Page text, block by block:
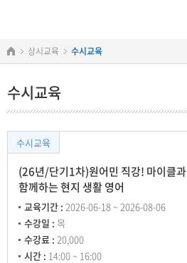
상시교육 수시교육
수시교육
수시교육
(26년/단기1차)원어민 직강! 마이클과
함께하는 현지 생활 영어
교육기간 : 2026-06-18 ~ 2026-08-06
수강일 : 목
수강료 : 20,000
시간 : 14:00 ~ 16:00